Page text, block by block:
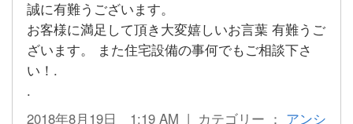
誠に有難うございます。
お客様に満足して頂き大変嬉しいお言葉 有難うご
ざいます。 また住宅設備の事何でもご相談下さ
い！.
.
2018年8月19日 1:19 AM | カテゴリー ： アンシ